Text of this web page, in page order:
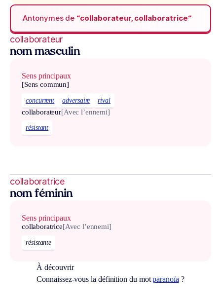
Antonymes de “collaborateur, collaboratrice“
collaborateur
nom masculin
Sens principaux
[Sens commun]
concurrent adversaire rival
collaborateur[Avec l’ennemi]
résistant
collaboratrice
nom féminin
Sens principaux
collaboratrice[Avec l’ennemi]
résistante
À découvrir
Connaissez-vous la définition du motparanoïa ?